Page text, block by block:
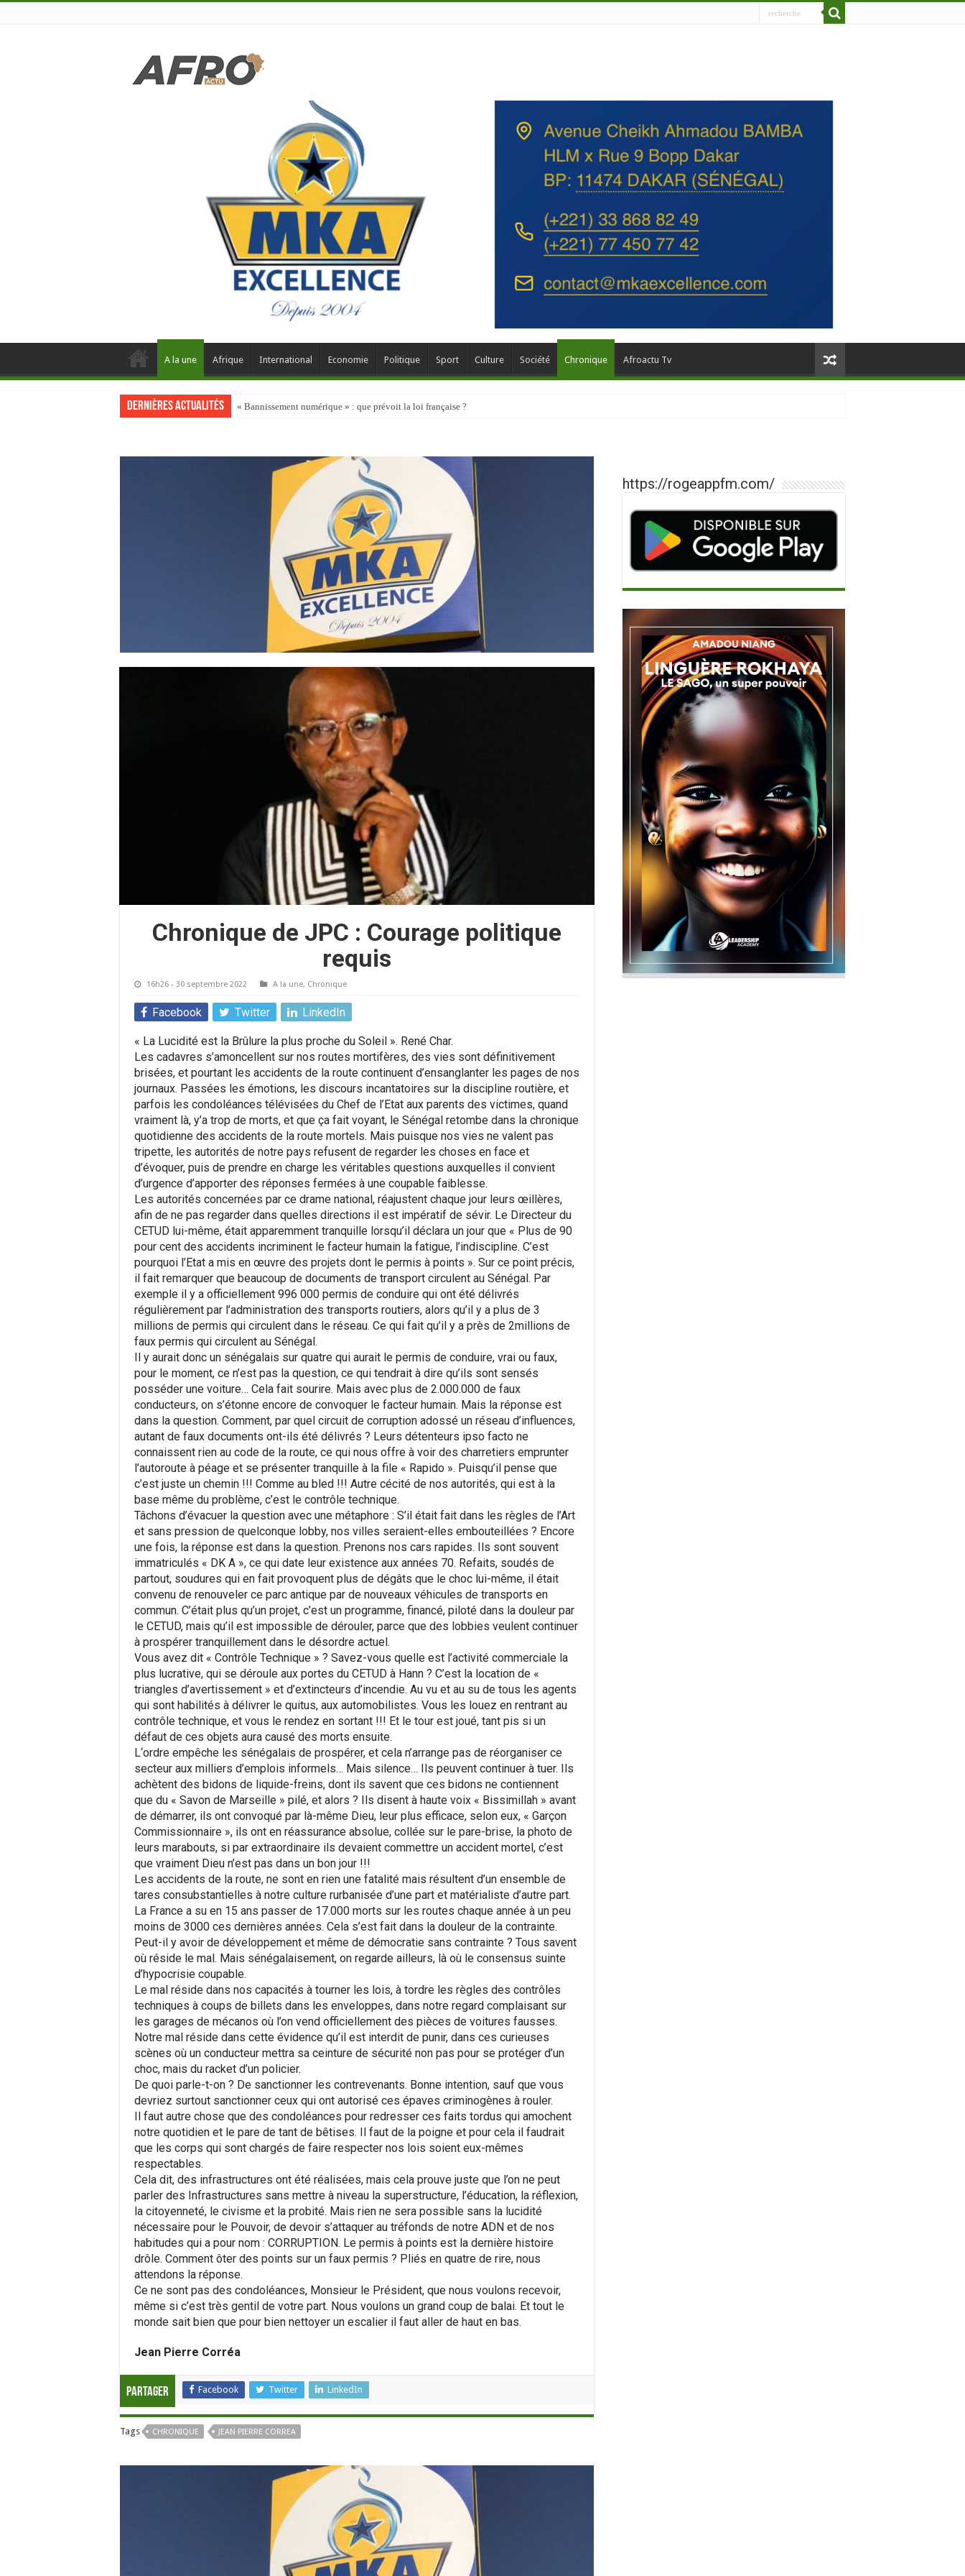
A la une Afrique International Economie Politique Sport Culture Société Chronique Afroactu Tv
Dernières actualités « Bannissement numérique » : que prévoit la loi française ?
Chronique de JPC : Courage politique
requis
16h26 - 30 septembre 2022 A la une, Chronique
Facebook Twitter LinkedIn
« La Lucidité est la Brûlure la plus proche du Soleil ». René Char.
Les cadavres s’amoncellent sur nos routes mortifères, des vies sont définitivement
brisées, et pourtant les accidents de la route continuent d’ensanglanter les pages de nos
journaux. Passées les émotions, les discours incantatoires sur la discipline routière, et
parfois les condoléances télévisées du Chef de l’Etat aux parents des victimes, quand
vraiment là, y’a trop de morts, et que ça fait voyant, le Sénégal retombe dans la chronique
quotidienne des accidents de la route mortels. Mais puisque nos vies ne valent pas
tripette, les autorités de notre pays refusent de regarder les choses en face et
d’évoquer, puis de prendre en charge les véritables questions auxquelles il convient
d’urgence d’apporter des réponses fermées à une coupable faiblesse.
Les autorités concernées par ce drame national, réajustent chaque jour leurs œillères,
afin de ne pas regarder dans quelles directions il est impératif de sévir. Le Directeur du
CETUD lui-même, était apparemment tranquille lorsqu’il déclara un jour que « Plus de 90
pour cent des accidents incriminent le facteur humain la fatigue, l’indiscipline. C’est
pourquoi l’Etat a mis en œuvre des projets dont le permis à points ». Sur ce point précis,
il fait remarquer que beaucoup de documents de transport circulent au Sénégal. Par
exemple il y a officiellement 996 000 permis de conduire qui ont été délivrés
régulièrement par l’administration des transports routiers, alors qu’il y a plus de 3
millions de permis qui circulent dans le réseau. Ce qui fait qu’il y a près de 2millions de
faux permis qui circulent au Sénégal.
Il y aurait donc un sénégalais sur quatre qui aurait le permis de conduire, vrai ou faux,
pour le moment, ce n’est pas la question, ce qui tendrait à dire qu’ils sont sensés
posséder une voiture… Cela fait sourire. Mais avec plus de 2.000.000 de faux
conducteurs, on s’étonne encore de convoquer le facteur humain. Mais la réponse est
dans la question. Comment, par quel circuit de corruption adossé un réseau d’influences,
autant de faux documents ont-ils été délivrés ? Leurs détenteurs ipso facto ne
connaissent rien au code de la route, ce qui nous offre à voir des charretiers emprunter
l’autoroute à péage et se présenter tranquille à la file « Rapido ». Puisqu’il pense que
c’est juste un chemin !!! Comme au bled !!! Autre cécité de nos autorités, qui est à la
base même du problème, c’est le contrôle technique.
Tâchons d’évacuer la question avec une métaphore : S’il était fait dans les règles de l’Art
et sans pression de quelconque lobby, nos villes seraient-elles embouteillées ? Encore
une fois, la réponse est dans la question. Prenons nos cars rapides. Ils sont souvent
immatriculés « DK A », ce qui date leur existence aux années 70. Refaits, soudés de
partout, soudures qui en fait provoquent plus de dégâts que le choc lui-même, il était
convenu de renouveler ce parc antique par de nouveaux véhicules de transports en
commun. C’était plus qu’un projet, c’est un programme, financé, piloté dans la douleur par
le CETUD, mais qu’il est impossible de dérouler, parce que des lobbies veulent continuer
à prospérer tranquillement dans le désordre actuel.
Vous avez dit « Contrôle Technique » ? Savez-vous quelle est l’activité commerciale la
plus lucrative, qui se déroule aux portes du CETUD à Hann ? C’est la location de «
triangles d’avertissement » et d’extincteurs d’incendie. Au vu et au su de tous les agents
qui sont habilités à délivrer le quitus, aux automobilistes. Vous les louez en rentrant au
contrôle technique, et vous le rendez en sortant !!! Et le tour est joué, tant pis si un
défaut de ces objets aura causé des morts ensuite.
L‘ordre empêche les sénégalais de prospérer, et cela n’arrange pas de réorganiser ce
secteur aux milliers d’emplois informels… Mais silence… Ils peuvent continuer à tuer. Ils
achètent des bidons de liquide-freins, dont ils savent que ces bidons ne contiennent
que du « Savon de Marseille » pilé, et alors ? Ils disent à haute voix « Bissimillah » avant
de démarrer, ils ont convoqué par là-même Dieu, leur plus efficace, selon eux, « Garçon
Commissionnaire », ils ont en réassurance absolue, collée sur le pare-brise, la photo de
leurs marabouts, si par extraordinaire ils devaient commettre un accident mortel, c’est
que vraiment Dieu n’est pas dans un bon jour !!!
Les accidents de la route, ne sont en rien une fatalité mais résultent d’un ensemble de
tares consubstantielles à notre culture rurbanisée d’une part et matérialiste d’autre part.
La France a su en 15 ans passer de 17.000 morts sur les routes chaque année à un peu
moins de 3000 ces dernières années. Cela s’est fait dans la douleur de la contrainte.
Peut-il y avoir de développement et même de démocratie sans contrainte ? Tous savent
où réside le mal. Mais sénégalaisement, on regarde ailleurs, là où le consensus suinte
d’hypocrisie coupable.
Le mal réside dans nos capacités à tourner les lois, à tordre les règles des contrôles
techniques à coups de billets dans les enveloppes, dans notre regard complaisant sur
les garages de mécanos où l’on vend officiellement des pièces de voitures fausses.
Notre mal réside dans cette évidence qu’il est interdit de punir, dans ces curieuses
scènes où un conducteur mettra sa ceinture de sécurité non pas pour se protéger d’un
choc, mais du racket d’un policier.
De quoi parle-t-on ? De sanctionner les contrevenants. Bonne intention, sauf que vous
devriez surtout sanctionner ceux qui ont autorisé ces épaves criminogènes à rouler.
Il faut autre chose que des condoléances pour redresser ces faits tordus qui amochent
notre quotidien et le pare de tant de bêtises. Il faut de la poigne et pour cela il faudrait
que les corps qui sont chargés de faire respecter nos lois soient eux-mêmes
respectables.
Cela dit, des infrastructures ont été réalisées, mais cela prouve juste que l’on ne peut
parler des Infrastructures sans mettre à niveau la superstructure, l’éducation, la réflexion,
la citoyenneté, le civisme et la probité. Mais rien ne sera possible sans la lucidité
nécessaire pour le Pouvoir, de devoir s’attaquer au tréfonds de notre ADN et de nos
habitudes qui a pour nom : CORRUPTION. Le permis à points est la dernière histoire
drôle. Comment ôter des points sur un faux permis ? Pliés en quatre de rire, nous
attendons la réponse.
Ce ne sont pas des condoléances, Monsieur le Président, que nous voulons recevoir,
même si c’est très gentil de votre part. Nous voulons un grand coup de balai. Et tout le
monde sait bien que pour bien nettoyer un escalier il faut aller de haut en bas.
Jean Pierre Corréa
Partager Facebook Twitter LinkedIn
Tags CHRONIQUE JEAN PIERRE CORREA
https://rogeappfm.com/